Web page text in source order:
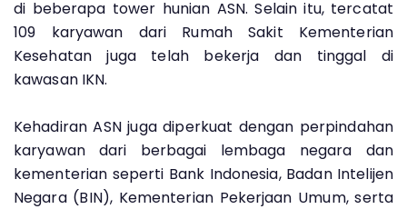
di beberapa tower hunian ASN. Selain itu, tercatat
109 karyawan dari Rumah Sakit Kementerian
Kesehatan juga telah bekerja dan tinggal di
kawasan IKN.
Kehadiran ASN juga diperkuat dengan perpindahan
karyawan dari berbagai lembaga negara dan
kementerian seperti Bank Indonesia, Badan Intelijen
Negara (BIN), Kementerian Pekerjaan Umum, serta